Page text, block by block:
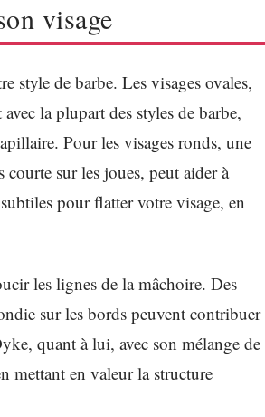
visage
style de barbe. Les visages ovales,
la plupart des styles de barbe,
Pour les visages ronds, une
sur les joues, peut aider à
pour flatter votre visage, en
les lignes de la mâchoire. Des
sur les bords peuvent contribuer
quant à lui, avec son mélange de
mettant en valeur la structure